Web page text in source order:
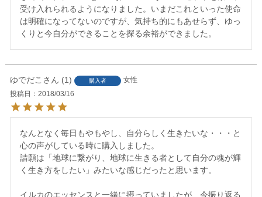
受け入れられるようになりました。いまだこれといった使命
は明確になってないのですが、気持ち的にもあせらず、ゆっ
くりと今自分ができることを探る余裕ができました。
ゆでだこ 1 購入者
女性
投稿日
2018/03/16
なんとなく毎日もやもやし、自分らしく生きたいな・・・と
心の声がしている時に購入しました。
請願は「地球に繋がり、地球に生きる者として自分の魂が輝
く生き方をしたい」みたいな感じだったと思います。
イルカのエッセンスと一緒に摂っていましたが、今振り返る